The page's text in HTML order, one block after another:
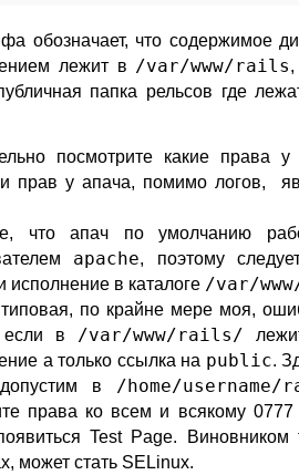
обозначает, что содержимое
лежит в /var/www/rails
папка рельсов где
посмотрите какие права у
прав у апача, помимо логов,
что апач по умолчанию
apache, поэтому
исполнение в каталоге /var/
по крайне мере моя,
если в /var/www/rails/
а только ссылка на public.
в /home/
права ко всем и всякому
Test Page.
может стать SELinux.